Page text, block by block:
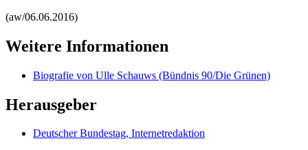
(aw/06.06.2016)
Weitere Informationen
Biografie von Ulle Schauws (Bündnis 90/Die Grünen)
Herausgeber
Deutscher Bundestag, Internetredaktion